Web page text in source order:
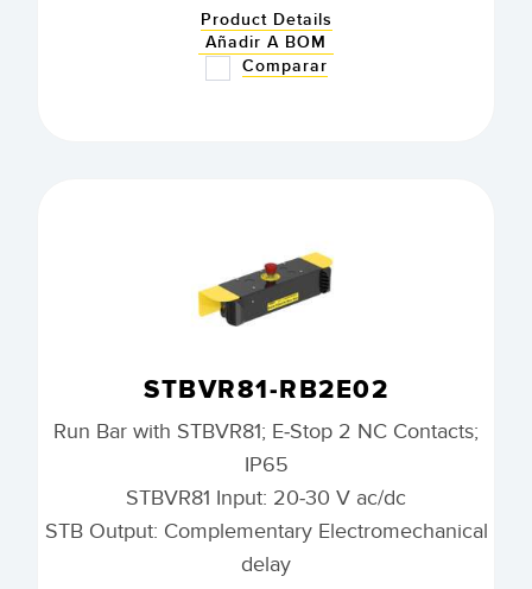
Product Details
Añadir A BOM
Comparar
STBVR81-RB2E02
Run Bar with STBVR81; E-Stop 2 NC Contacts;
IP65
STBVR81 Input: 20-30 V ac/dc
STB Output: Complementary Electromechanical
delay